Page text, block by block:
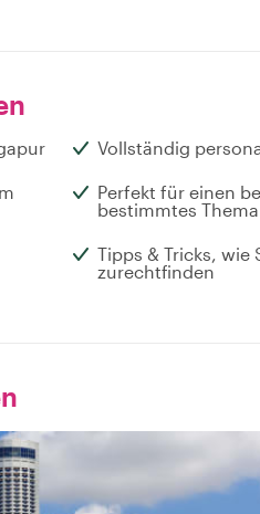
Vollständig
Perfekt für einen
bestimmtes Thema
Tipps & Tricks, wie
zurechtfinden